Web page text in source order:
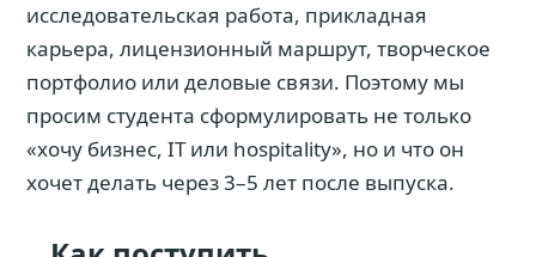
исследовательская работа, прикладная
карьера, лицензионный маршрут, творческое
портфолио или деловые связи. Поэтому мы
просим студента сформулировать не только
«хочу бизнес, IT или hospitality», но и что он
хочет делать через 3–5 лет после выпуска.